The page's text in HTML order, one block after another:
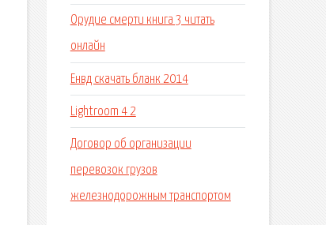
Орудие смерти книга 3 читать
онлайн
Енвд скачать бланк 2014
Lightroom 4 2
Договор об организации
перевозок грузов
железнодорожным транспортом